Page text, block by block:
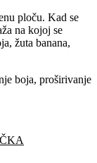
ploču. Kad se
na kojoj se
žuta banana,
boja, proširivanje